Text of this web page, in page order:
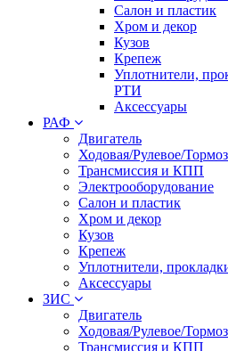
Салон и пластик
Хром и декор
Кузов
Крепеж
Уплотнители,
РТИ
Аксессуары
РАФ
Двигатель
Ходовая/Рулевое/
Трансмиссия и КПП
Электрооборудование
Салон и пластик
Хром и декор
Кузов
Крепеж
Уплотнители,
Аксессуары
ЗИС
Двигатель
Ходовая/Рулевое/
Трансмиссия и КПП